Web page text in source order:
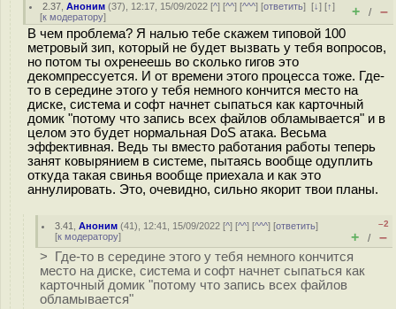
2.37 ,Аноним (37), 12:17, 15/09/2022 [^] [^^] [^^^] [ответить][↓] [↑]
[к модератору] + / –
В чем проблема? Я налью тебе скажем типовой 100
метровый зип, который не будет вызвать у тебя вопросов,
но потом ты охренеешь во сколько гигов это
декомпрессуется. И от времени этого процесса тоже. Где-
то в середине этого у тебя немного кончится место на
диске, система и софт начнет сыпаться как карточный
домик "потому что запись всех файлов обламывается" и в
целом это будет нормальная DoS атака. Весьма
эффективная. Ведь ты вместо работания работы теперь
занят ковырянием в системе, пытаясь вообще одуплить
откуда такая свинья вообще приехала и как это
аннулировать. Это, очевидно, сильно якорит твои планы.
3.41 ,Аноним (41), 12:41, 15/09/2022 [^] [^^] [^^^] [ответить]
[к модератору]
–2
+ / –
> Где-то в середине этого у тебя немного кончится
место на диске, система и софт начнет сыпаться как
карточный домик "потому что запись всех файлов
обламывается"